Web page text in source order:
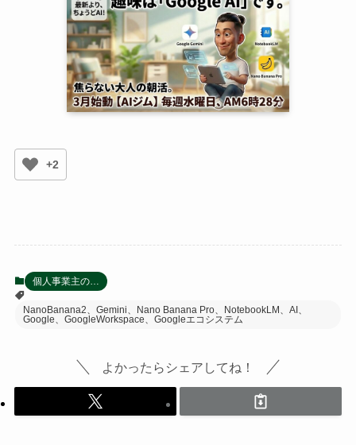
+2
個人事業主の…
NanoBanana2、Gemini、Nano Banana Pro、NotebookLM、AI、
Google、GoogleWorkspace、Googleエコシステム
よかったらシェアしてね！